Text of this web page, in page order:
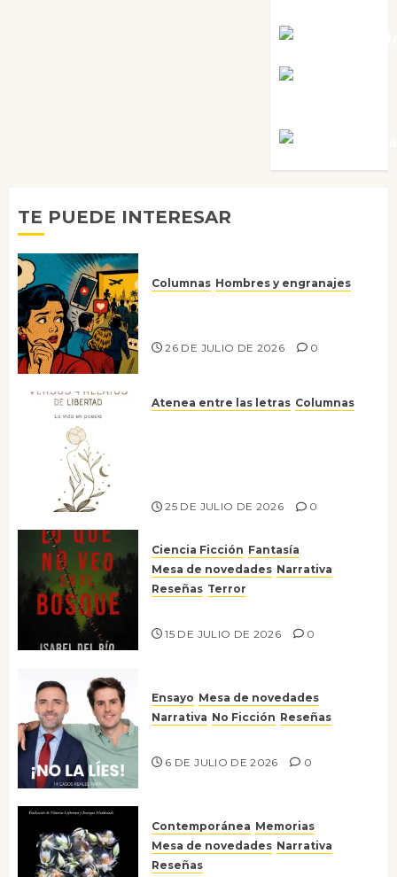
TE PUEDE INTERESAR
Columnas Hombres y engranajes
26 DE JULIO DE 2026 0
Atenea entre las letras Columnas
25 DE JULIO DE 2026 0
Ciencia Ficción Fantasía
Mesa de novedades Narrativa
Reseñas Terror
15 DE JULIO DE 2026 0
Ensayo Mesa de novedades
Narrativa No Ficción Reseñas
6 DE JULIO DE 2026 0
Contemporánea Memorias
Mesa de novedades Narrativa
Reseñas